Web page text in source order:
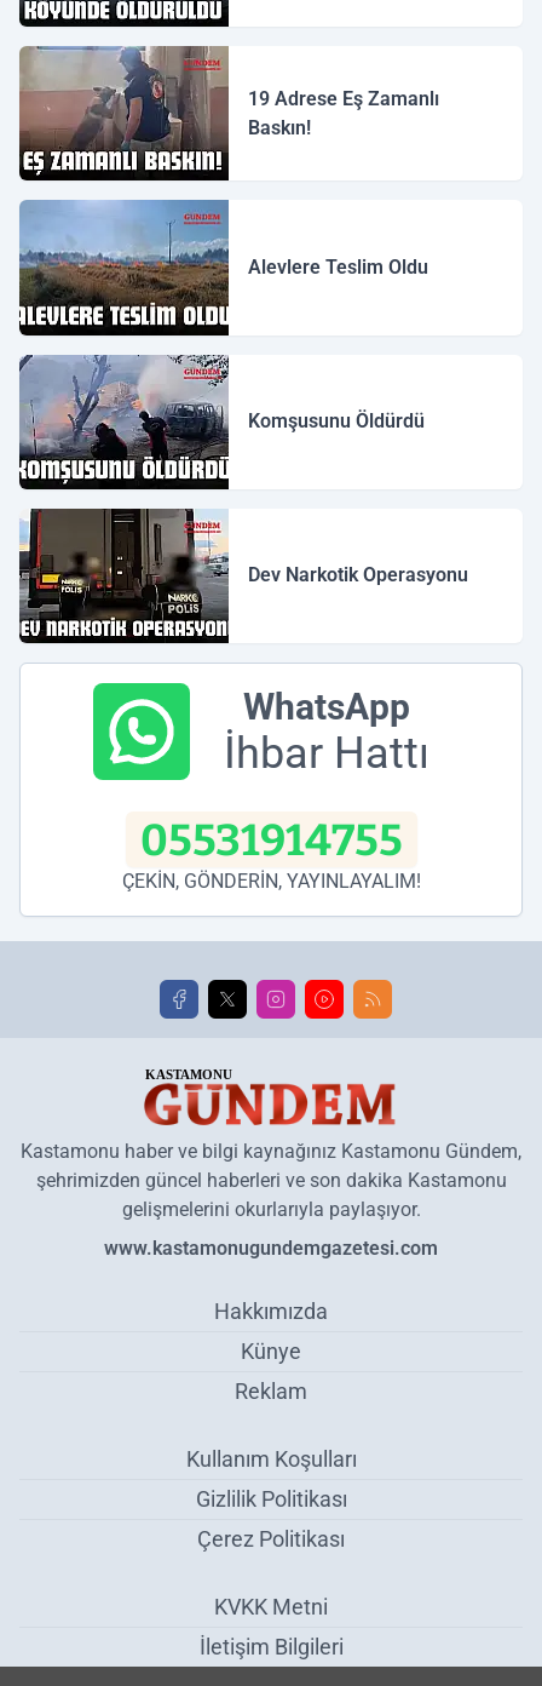
19 Adrese Eş Zamanlı
Baskın!
Alevlere Teslim Oldu
Komşusunu Öldürdü
Dev Narkotik Operasyonu
WhatsApp
İhbar Hattı
05531914755
ÇEKİN, GÖNDERİN, YAYINLAYALIM!
Kastamonu haber ve bilgi kaynağınız Kastamonu Gündem,
şehrimizden güncel haberleri ve son dakika Kastamonu
gelişmelerini okurlarıyla paylaşıyor.
www.kastamonugundemgazetesi.com
Hakkımızda
Künye
Reklam
Kullanım Koşulları
Gizlilik Politikası
Çerez Politikası
KVKK Metni
İletişim Bilgileri